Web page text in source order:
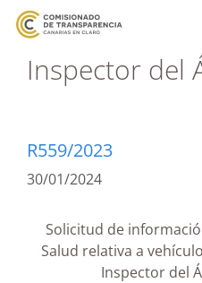
Inspector del
R559/2023
30/01/2024
Solicitud de
Salud relativa a
Inspector del